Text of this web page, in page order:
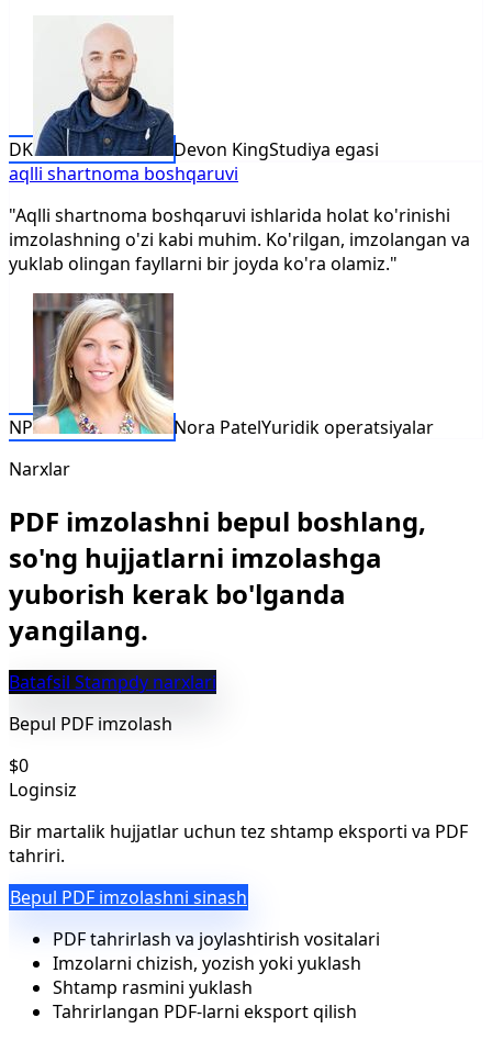
DK Devon KingStudiya egasi
aqlli shartnoma boshqaruvi
"Aqlli shartnoma boshqaruvi ishlarida holat ko'rinishi
imzolashning o'zi kabi muhim. Ko'rilgan, imzolangan va
yuklab olingan fayllarni bir joyda ko'ra olamiz."
NP Nora PatelYuridik operatsiyalar
Narxlar
PDF imzolashni bepul boshlang,
so'ng hujjatlarni imzolashga
yuborish kerak bo'lganda
yangilang.
Batafsil Stampdy narxlari
Bepul PDF imzolash
$0
Loginsiz
Bir martalik hujjatlar uchun tez shtamp eksporti va PDF
tahriri.
Bepul PDF imzolashni sinash
PDF tahrirlash va joylashtirish vositalari
Imzolarni chizish, yozish yoki yuklash
Shtamp rasmini yuklash
Tahrirlangan PDF-larni eksport qilish